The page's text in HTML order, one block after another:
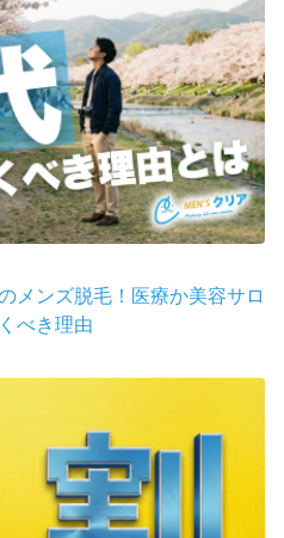
メンズ脱毛！医療か美容サロ
べき理由